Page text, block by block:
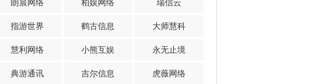
朗晨网络 柏娱网络 瑞信云
指游世界 鹤古信息 大师慧科
慧利网络 小熊互娱 永无止境
典游通讯 吉尔信息 虎薇网络